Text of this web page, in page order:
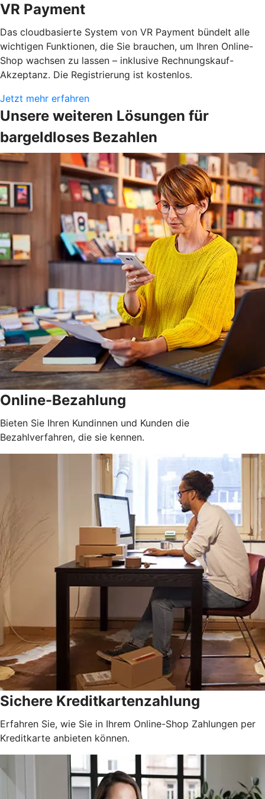
VR Payment
Das cloudbasierte System von VR Payment bündelt alle
wichtigen Funktionen, die Sie brauchen, um Ihren Online-
Shop wachsen zu lassen – inklusive Rechnungskauf-
Akzeptanz. Die Registrierung ist kostenlos.
Jetzt mehr erfahren
Unsere weiteren Lösungen für
bargeldloses Bezahlen
Online-Bezahlung
Bieten Sie Ihren Kundinnen und Kunden die
Bezahlverfahren, die sie kennen.
Sichere Kreditkartenzahlung
Erfahren Sie, wie Sie in Ihrem Online-Shop Zahlungen per
Kreditkarte anbieten können.